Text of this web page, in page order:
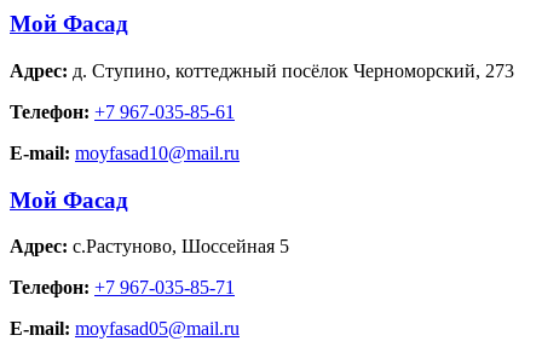
Мой Фасад
Адрес: д. Ступино, коттеджный посёлок Черноморский, 273
Телефон: +7 967-035-85-61
E-mail: moyfasad10@mail.ru
Мой Фасад
Адрес: с.Растуново, Шоссейная 5
Телефон: +7 967-035-85-71
E-mail: moyfasad05@mail.ru